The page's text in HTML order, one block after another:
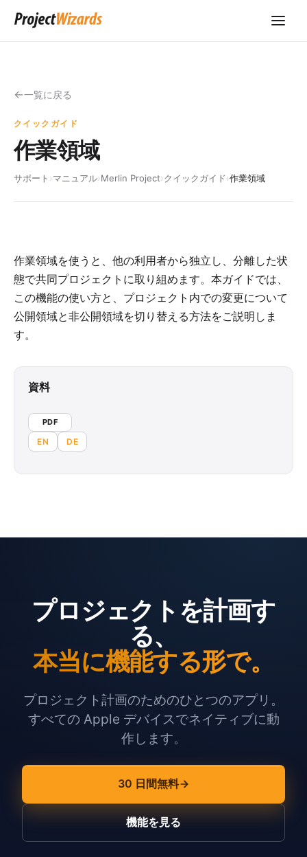
一覧に戻る
クイックガイド
作業領域
サポート ›マニュアル›Merlin Project›クイックガイド›作業領域
作業領域を使うと、他の利用者から独立し、分離した状
態で共同プロジェクトに取り組めます。本ガイドでは、
この機能の使い方と、プロジェクト内での変更について
公開領域と非公開領域を切り替える方法をご説明しま
す。
資料
PDF
EN DE
プロジェクトを計画す
る、
本当に機能する形で。
プロジェクト計画のためのひとつのアプリ。
すべての Apple デバイスでネイティブに動
作します。
30 日間無料
機能を見る